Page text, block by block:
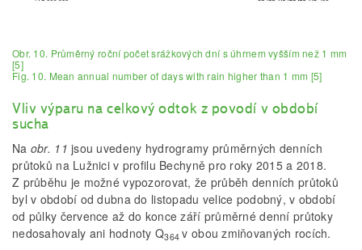
Obr. 10. Průměrný roční počet srážkových dní s úhrnem vyšším než 1 mm
[5]
Fig. 10. Mean annual number of days with rain higher than 1 mm [5]
Vliv výparu na celkový odtok z povodí v období
sucha
Na obr. 11 jsou uvedeny hydrogramy průměrných denních
průtoků na Lužnici v profilu Bechyně pro roky 2015 a 2018.
Z průběhu je možné vypozorovat, že průběh denních průtoků
byl v období od dubna do listopadu velice podobný, v období
od půlky července až do konce září průměrné denní průtoky
nedosahovaly ani hodnoty Q364v obou zmiňovaných rocích.